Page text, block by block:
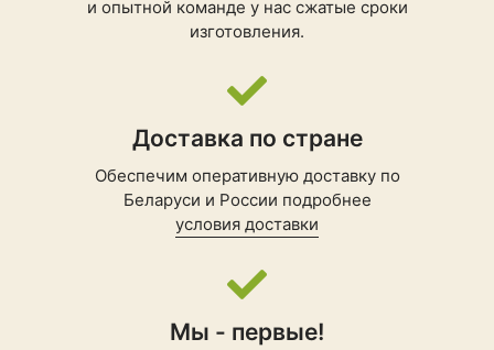
и опытной команде у нас сжатые сроки
изготовления.
Доставка по стране
Обеспечим оперативную доставку по
Беларуси и России подробнее
условия доставки
Мы - первые!